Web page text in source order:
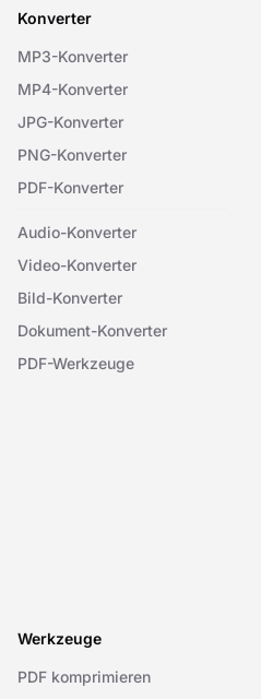
Konverter
MP3-Konverter
MP4-Konverter
JPG-Konverter
PNG-Konverter
PDF-Konverter
Audio-Konverter
Video-Konverter
Bild-Konverter
Dokument-Konverter
PDF-Werkzeuge
Werkzeuge
PDF komprimieren